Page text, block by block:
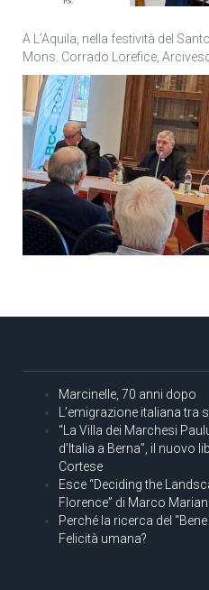
A L’Aquila, nella festività del
Mons. Corrado Lorefice,
Marcinelle, 70 anni dopo
L’emigrazione italiana tra
“La Villa dei Marchesi
d’Italia a Berna”, il nuovo
Cortese
Esce “Deciding the
Florence” di Marco
Perché la ricerca del
Felicità umana?